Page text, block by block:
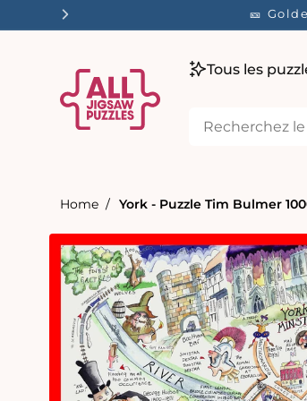
🎫
Tous les
Home York - Puzzle Tim Bulmer
informations
produits